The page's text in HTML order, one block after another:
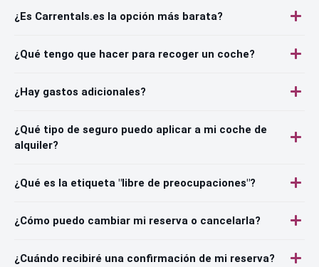
¿Es Carrentals.es la opción más barata?
¿Qué tengo que hacer para recoger un coche?
¿Hay gastos adicionales?
¿Qué tipo de seguro puedo aplicar a mi coche de
alquiler?
¿Qué es la etiqueta "libre de preocupaciones"?
¿Cómo puedo cambiar mi reserva o cancelarla?
¿Cuándo recibiré una confirmación de mi reserva?